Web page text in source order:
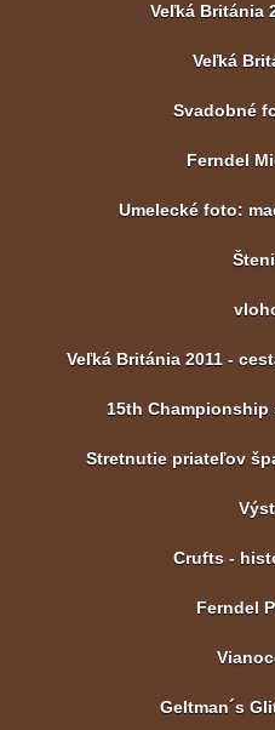
Veľká Británia
Veľká
Svadobné
Ferndel
Umelecké foto:
Veľká Británia 2011 -
15th
Stretnutie priateľov
Crufts -
Ferndel
Geltman´s